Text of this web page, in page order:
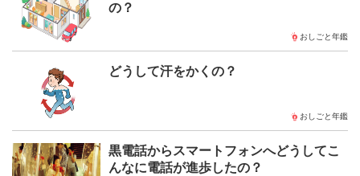
の？
おしごと年鑑
どうして汗をかくの？
おしごと年鑑
黒電話からスマートフォンへどうしてこ
んなに電話が進歩したの？